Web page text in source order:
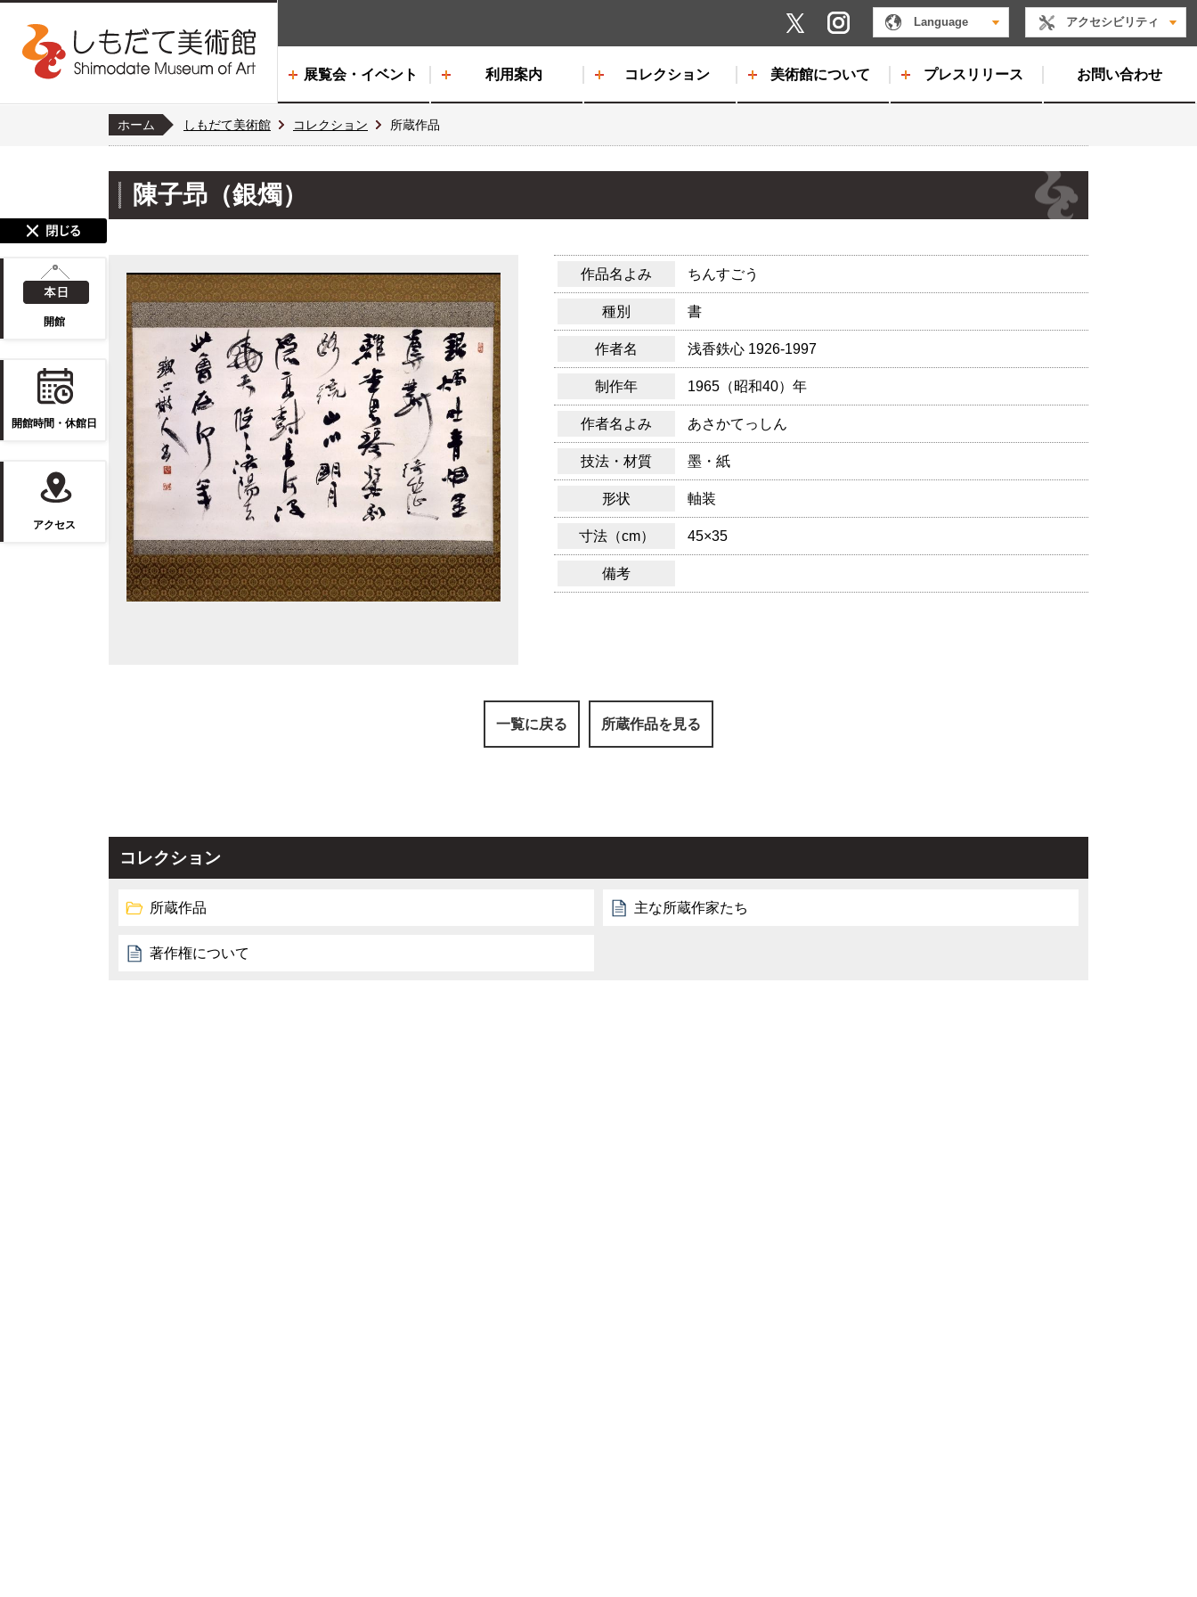
Instagram Language アクセシビリティ
展覧会・イベント 利用案内 コレクション 美術館について プレスリリース お問い合わせ
開館
開館時間・休館日
アクセス
ホーム しもだて美術館 コレクション 所蔵作品
陳子昻（銀燭）
作品名よみ ちんすごう
種別 書
作者名 浅香鉄心 1926-1997
制作年 1965（昭和40）年
作者名よみ あさかてっしん
技法・材質 墨・紙
形状 軸装
寸法（cm） 45×35
備考
一覧に戻る 所蔵作品を見る
コレクション
所蔵作品 主な所蔵作家たち
著作権について